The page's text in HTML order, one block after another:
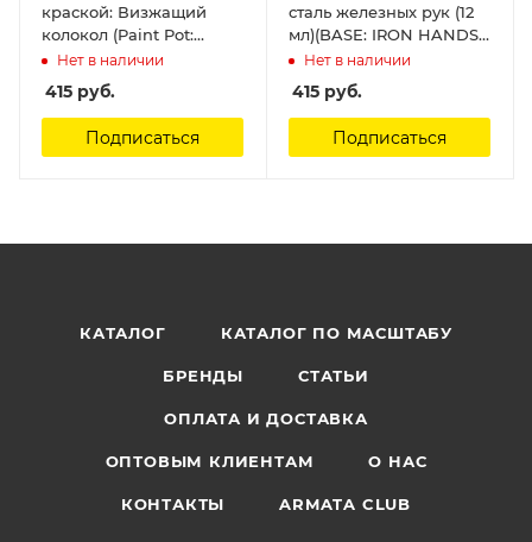
краской: Визжащий
колокол (Paint Pot:
Screaming Bell) Citadel
Нет в наличии
415 руб.
Подписаться
сталь железных рук (12
мл)(BASE: IRON HANDS
STEEL (12ML)) Citadel
Нет в наличии
415 руб.
Подписаться
КАТАЛОГ КАТАЛОГ ПО МАСШТАБУ
БРЕНДЫ СТАТЬИ
ОПЛАТА И ДОСТАВКА
ОПТОВЫМ КЛИЕНТАМ О НАС
КОНТАКТЫ ARMATA CLUB